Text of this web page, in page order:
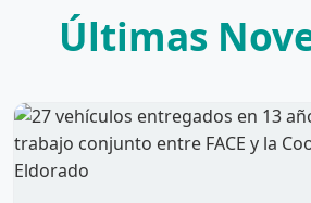
Últimas